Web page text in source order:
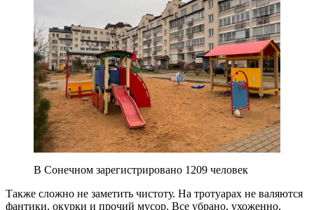
В Сонечном зарегистрировано 1209 человек
Также сложно не заметить чистоту. На тротуарах не валяются
фантики, окурки и прочий мусор. Все убрано, ухоженно,